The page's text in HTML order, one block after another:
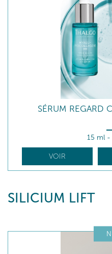
SÉRUM REGARD
15 ml -
VOIR
SILICIUM LIFT